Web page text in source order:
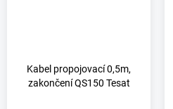
Kabel propojovací 0,5m,
zakončení QS150 Tesat